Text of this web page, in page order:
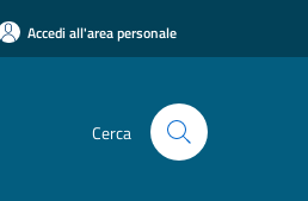
Accedi all'area personale
Cerca